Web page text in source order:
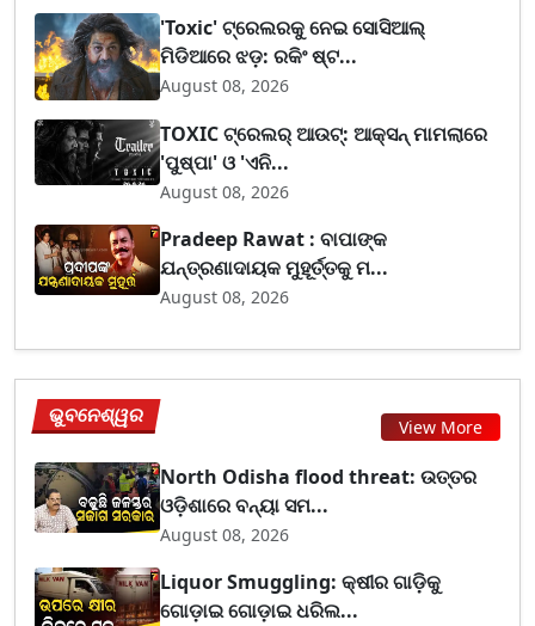
'Toxic' ଟ୍ରେଲରକୁ ନେଇ ସୋସିଆଲ୍
ମିଡିଆରେ ଝଡ଼: ରକିଂ ଷ୍ଟ...
August 08, 2026
TOXIC ଟ୍ରେଲର୍ ଆଉଟ୍: ଆକ୍ସନ୍ ମାମଲାରେ
'ପୁଷ୍ପା' ଓ 'ଏନି...
August 08, 2026
Pradeep Rawat : ବାପାଙ୍କ
ଯନ୍ତ୍ରଣାଦାୟକ ମୁହୂର୍ତ୍ତକୁ ମ...
August 08, 2026
ଭୁବନେଶ୍ୱର View More
North Odisha flood threat: ଉତ୍ତର
ଓଡ଼ିଶାରେ ବନ୍ୟା ସମ...
August 08, 2026
Liquor Smuggling: କ୍ଷୀର ଗାଡ଼ିକୁ
ଗୋଡ଼ାଇ ଗୋଡ଼ାଇ ଧରିଲ...